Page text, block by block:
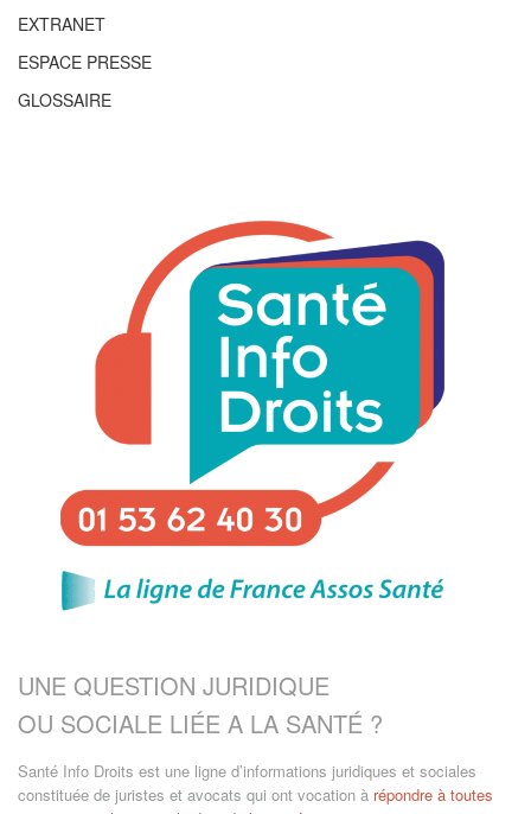
EXTRANET
ESPACE PRESSE
GLOSSAIRE
UNE QUESTION JURIDIQUE
OU SOCIALE LIÉE A LA SANTÉ ?
Santé Info Droits est une ligne d’informations juridiques et sociales
constituée de juristes et avocats qui ont vocation à répondre à toutes